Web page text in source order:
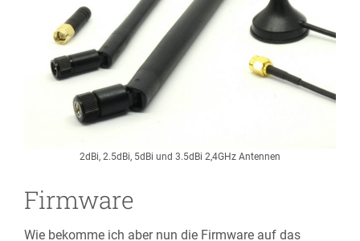
2dBi, 2.5dBi, 5dBi und 3.5dBi 2,4GHz Antennen
Firmware
Wie bekomme ich aber nun die Firmware auf das